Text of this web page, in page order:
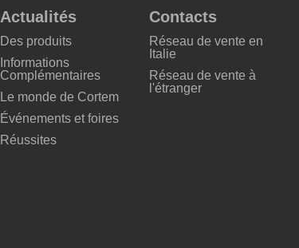
Actualités
Des produits
Informations
Complémentaires
Le monde de Cortem
Événements et foires
Réussites
Contacts
Réseau de vente en
Italie
Réseau de vente à
l'étranger